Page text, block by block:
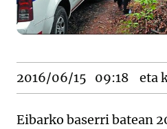
2016/06/15 09:18 eta
Eibarko baserri batean